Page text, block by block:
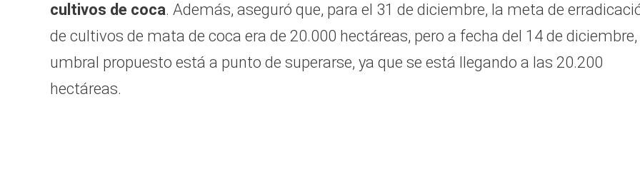
cultivos de coca. Además, aseguró que, para el 31 de diciembre, la meta de
de cultivos de mata de coca era de 20.000 hectáreas, pero a fecha del 14 de diciembre,
umbral propuesto está a punto de superarse, ya que se está llegando a las 20.200
hectáreas.